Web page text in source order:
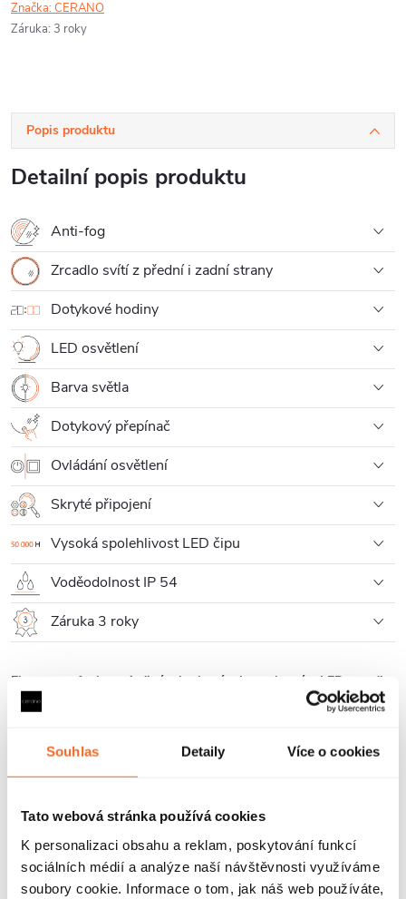
Souhlas Detaily Více o cookies
Tato webová stránka používá cookies
K personalizaci obsahu a reklam, poskytování funkcí
sociálních médií a analýze naší návštěvnosti využíváme
soubory cookie. Informace o tom, jak náš web používáte,
Značka:CERANO
Záruka: 3 roky
Popis produktu
Detailní popis produktu
Anti-fog
Zrcadlo svítí z přední i zadní strany
Dotykové hodiny
LED osvětlení
Barva světla
Dotykový přepínač
Ovládání osvětlení
Skryté připojení
Vysoká spolehlivost LED čipu
Voděodolnost IP 54
Záruka 3 roky
Elegance a funkce v jediném kruhovém koupelnovém LED zrcadle
značky Cerano.
Cerano přináší do vaší koupelny zrcadlo, které spojuje moderní
design s vysokou funkčností. Toto závěsné kruhové LED zrcadlo je
který dodává vaší koupelně sofistikovaný vzhled.
Toto koupelnové LED zrcadlo není pouze praktickým pomocníkem,
ale také krásným designovým prvkem.